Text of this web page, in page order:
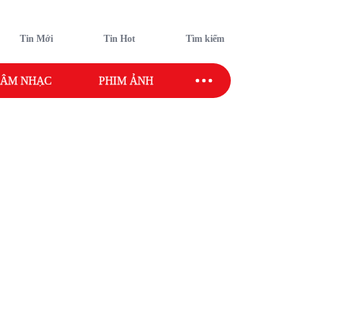
Tin Mới Tin Hot Tìm kiếm
ÂM NHẠC PHIM ẢNH SAO SPORT